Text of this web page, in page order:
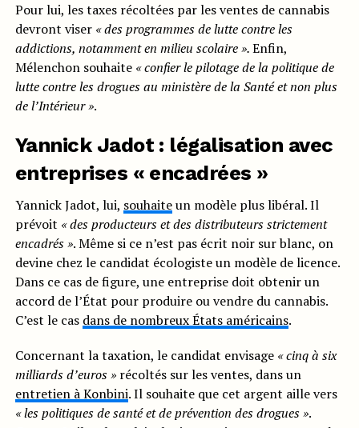
Pour lui, les taxes récoltées par les ventes de cannabis
devront viser « des programmes de lutte contre les
addictions, notamment en milieu scolaire ».Enfin,
Mélenchon souhaite « confier le pilotage de la politique de
lutte contre les drogues au ministère de la Santé et non plus
de l’Intérieur ».
Yannick Jadot : légalisation avec
entreprises « encadrées »
Yannick Jadot, lui, souhaiteun modèle plus libéral. Il
prévoit «des producteurs etdes distributeurs strictement
encadrés ». Même si ce n’est pas écrit noir sur blanc, on
devine chez le candidat écologiste un modèle de licence.
Dans ce cas de figure, une entreprise doit obtenir un
accord de l’État pour produire ou vendre du cannabis.
C’est le cas dans de nombreux États américains.
Concernant la taxation, le candidat envisage « cinq à six
milliards d’euros » récoltés sur les ventes, dans un
entretien à Konbini. Il souhaite que cet argent aille vers
«les politiques de santé et de prévention desdrogues ».